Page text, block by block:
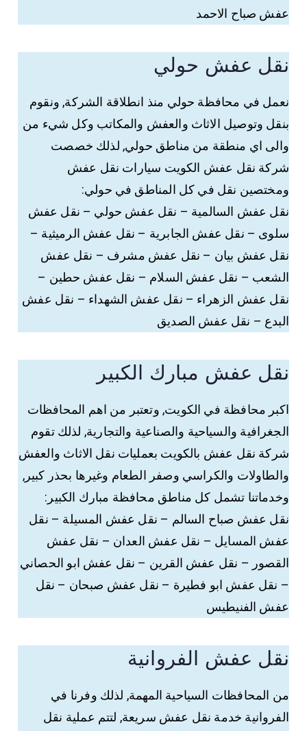
عفش صباح الاحمد
نقل عفش حولي
نعمل في محافظة حولي منذ انطلاقة الشركة, ونقوم
بنقل وتوصيل الاثاث والعفش والمكاتب وكل شيء من
والى اي منطقة من مناطق حولي, لذلك خصصت
شركة نقل عفش الكويت سيارات نقل عفش
ومختصين نقل في كل المناطق في حولي:
نقل عفش السالمية – نقل عفش حولي – نقل عفش
سلوى – نقل عفش الجابرية – نقل عفش الرميثية –
نقل عفش بيان – نقل عفش مشرف – نقل عفش
الشعب – نقل عفش السلام – نقل عفش حطين –
نقل عفش الزهراء – نقل عفش الشهداء – نقل عفش
البدع – نقل عفش الصديق
نقل عفش مبارك الكبير
اكبر محافظة في الكويت, وتعتبر من اهم المحافظات
الجغرافية والسياحية والصناعية والتجارية, لذلك تقوم
شركة نقل عفش بالكويت بعمليات نقل الاثاث والعفش
والطاولات والكراسي وصفر الطعام وغيرها بحذر كبير,
وخدماتنا تشمل كل مناطق محافظة مبارك الكبير:
نقل عفش صباح السالم – نقل عفش المسيلة – نقل
عفش المسايل – نقل عفش العدان – نقل عفش
القصور – نقل عفش القرين – نقل عفش ابو الحصاني
– نقل عفش ابو فطيرة – نقل عفش صبحان – نقل
عفش الفنيطيس
نقل عفش الفروانية
من المحافظات السياحية المهمة, لذلك وفرنا في
الفروانية خدمة نقل عفش سريعة, لتتم عملية نقل